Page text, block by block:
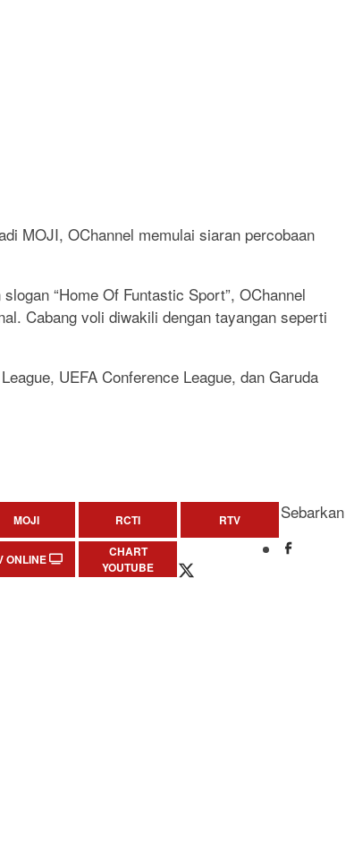
MOJI, OChannel memulai siaran percobaan
“Home Of Funtastic Sport”, OChannel
Cabang voli diwakili dengan tayangan seperti
UEFA Conference League, dan Garuda
MOJI RCTI RTV
ONLINE
CHART
YOUTUBE
Sebarkan